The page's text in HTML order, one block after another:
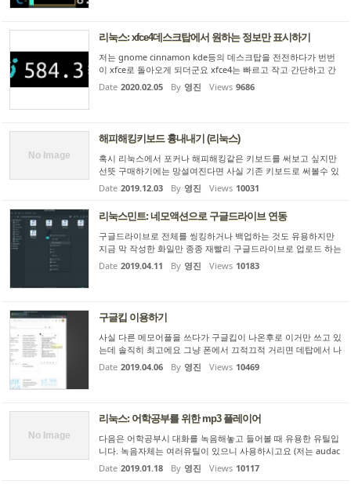
리눅스: xfce4데스크탑에서 원하는 정보만 표시하기
저는 gnome cinnamon kde등의 데스크탑을 전전하다가 번번
이 xfce로 돌아오게 되더군요 xfce4는 빠르고 작고 간단하고 간
단하기에 버그가 덜하고 그렇습니다 정보를 띄워주기도하고 메
뉴도 나오는 태스크바를 자주 사용하게 되는데 이거 명칭이 x에
Date 2020.02.05 By 영진 Views 9686
No Image
해피해킹키보드 흉내내기 (리눅스)
혹시 리눅스에서 포커나 해피해킹같은 키보드를 써보고 싶지만
선뜻 구매하기에는 망설여진다면 사실 기존 키보드로 써볼수 있
습니다 제가 쓰는 키맵은 ------------- file --------------- remove L
ock = Caps_Lock keysym Caps_Lock = Control_L add Contro
Date 2019.12.03 By 영진 Views 10031
리눅스민트: 네모액션으로 구글드라이브 연동
구글드라이브로 전체를 씽킹하거나 백업하는 것도 유용하지만
지금 막 작성한 화일만 종종 재빨리 구글드라이브로 업로드 하는
것이 편할때가 있죠. 저는 사실 전체씽킹을 싫어합니다. 웬지 불
안해요. 내가 다른 곳에서 했던것이 시차등의 이유로 엉뚱하게
Date 2019.04.11 By 영진 Views 10183
구글킵 이용하기
사실 다른 메모어플을 쓰다가 구글킵이 나온후로 이거만 쓰고 있
는데 솔직히 최고에요 그냥 폰에서 끄적끄적 거리면 데탑에서 나
오고 투명하게 연동되어서 잘 씁니다. 제 경우는 중국어단어장을
만들어 쓰고 그려보기도 하고 그럽니다. keep.google.com은 폰
Date 2019.04.06 By 영진 Views 10469
No Image
리눅스: 어학공부를 위한 mp3 플레이어
다음은 어학공부시 대화를 녹음해놓고 들어볼 때 유용한 유틸입
니다. 녹음자체는 여러유틸이 있으니 사용하시고요 (저는 audac
ity를 이용하네요.) 네이버 매일어학 교재들 보면 아주 짧은 30초
도 안되는 대화들로 이루어져 있는데요 이들을 날자순으로 저장
Date 2019.01.18 By 영진 Views 10117